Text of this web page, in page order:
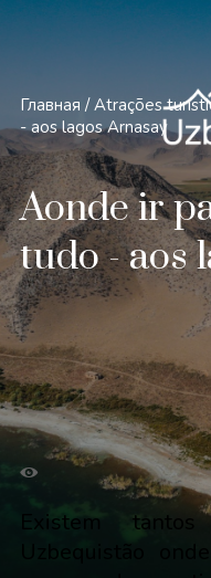
Главная / Atrações
- aos lagos Arnasay
Aonde ir
tudo - aos
Existem
Uzbequistão